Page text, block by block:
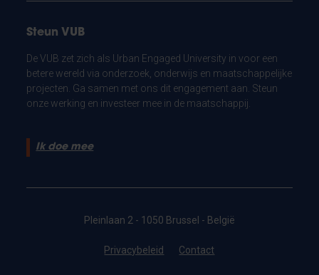
Steun VUB
De VUB zet zich als Urban Engaged University in voor een
betere wereld via onderzoek, onderwijs en maatschappelijke
projecten. Ga samen met ons dit engagement aan. Steun
onze werking en investeer mee in de maatschappij.
Ik doe mee
Pleinlaan 2 - 1050 Brussel - België
Privacybeleid Contact